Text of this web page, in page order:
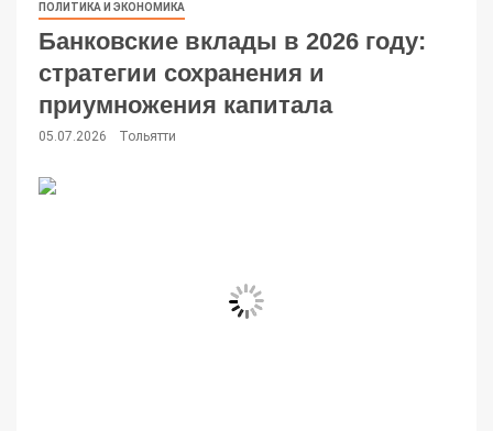
ПОЛИТИКА И ЭКОНОМИКА
Банковские вклады в 2026 году:
стратегии сохранения и
приумножения капитала
05.07.2026 Тольятти